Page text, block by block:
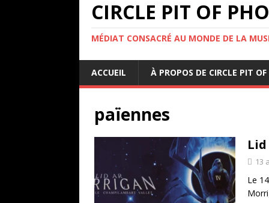
CIRCLE PIT OF
MÉDIAT CONSACRÉ AU MONDE DE LA
ACCUEIL À PROPOS DE CIRCLE PIT
païennes
13
Le